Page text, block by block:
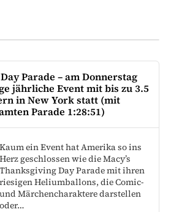
Parade – am Donnerstag
jährliche Event mit bis zu 3.5
in New York statt (mit
Parade 1:28:51)
Kaum ein Event hat Amerika so ins
Herz geschlossen wie die Macy’s
Thanksgiving Day Parade mit ihren
riesigen Heliumballons, die Comic-
und Märchencharaktere darstellen
oder…